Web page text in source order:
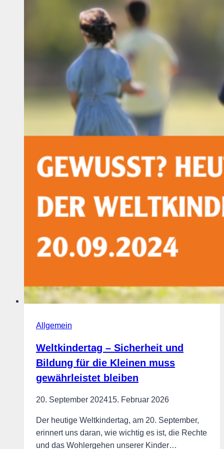
Allgemein
Weltkindertag – Sicherheit und
Bildung für die Kleinen muss
gewährleistet bleiben
20. September 202415. Februar 2026
Der heutige Weltkindertag, am 20. September,
erinnert uns daran, wie wichtig es ist, die Rechte
und das Wohlergehen unserer Kinder…